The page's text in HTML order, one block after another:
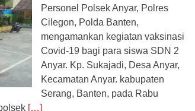
Personel Polsek Anyar, Polres
Cilegon, Polda Banten,
mengamankan kegiatan vaksinasi
Covid-19 bagi para siswa SDN 2
Anyar. Kp. Sukajadi, Desa Anyar,
Kecamatan Anyar. kabupaten
Serang, Banten, pada Rabu
[…]